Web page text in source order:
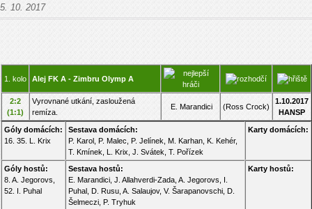
5. 10. 2017
1. kolo Alej FK A - Zimbru Olymp A
2:2
(1:1)
Vyrovnané utkání, zasloužená
remíza.
E. Marandici (Ross Crock)
1.10.2017
HANSP
Góly domácích:
16. 35. L. Krix
Sestava domácích:
P. Karol, P. Malec, P. Jelínek, M. Karhan, K. Kehér,
T. Kmínek, L. Krix, J. Svátek, T. Pořízek
Karty domácích:
Góly hostů:
8. A. Jegorovs,
52. I. Puhal
Sestava hostů:
E. Marandici, J. Allahverdi-Zada, A. Jegorovs, I.
Puhal, D. Rusu, A. Salaujov, V. Šarapanovschi, D.
Šelmeczi, P. Tryhuk
Karty hostů: